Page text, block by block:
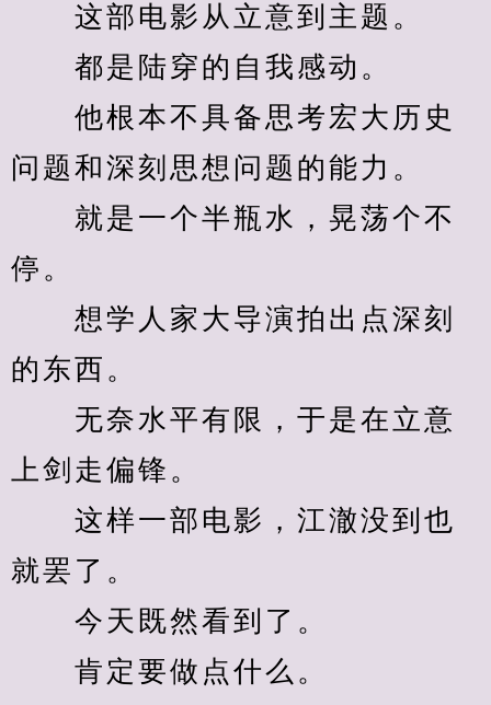
这部电影从立意到主题。
都是陆穿的自我感动。
他根本不具备思考宏大历史
问题和深刻思想问题的能力。
就是一个半瓶水，晃荡个不
停。
想学人家大导演拍出点深刻
的东西。
无奈水平有限，于是在立意
上剑走偏锋。
这样一部电影，江澈没到也
就罢了。
今天既然看到了。
肯定要做点什么。